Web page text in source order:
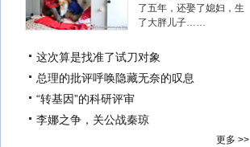
了五年，还娶了媳妇，生
了大胖儿子……
这次算是找准了试刀对象
总理的批评呼唤隐藏无奈的叹息
“转基因”的科研评审
李娜之争，关公战秦琼
更多 >>